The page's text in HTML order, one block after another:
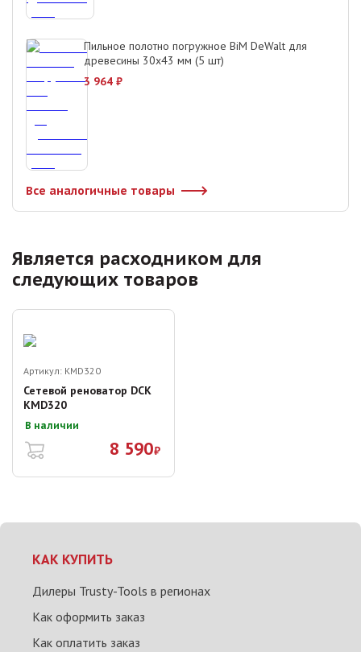
Пильное полотно погружное BiM DeWalt для
древесины 30х43 мм (5 шт)
3 964 ₽
Все аналогичные товары
Является расходником для
следующих товаров
Артикул: KMD320
Сетевой реноватор DCK
KMD320
В наличии
8 590₽
КАК КУПИТЬ
Дилеры Trusty-Tools в регионах
Как оформить заказ
Как оплатить заказ